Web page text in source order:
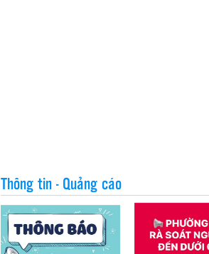
Thông tin - Quảng cáo